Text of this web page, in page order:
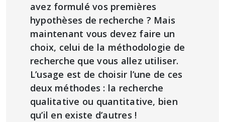
avez formulé vos premières
hypothèses de recherche ? Mais
maintenant vous devez faire un
choix, celui de la méthodologie de
recherche que vous allez utiliser.
L’usage est de choisir l’une de ces
deux méthodes : la recherche
qualitative ou quantitative, bien
qu’il en existe d’autres !